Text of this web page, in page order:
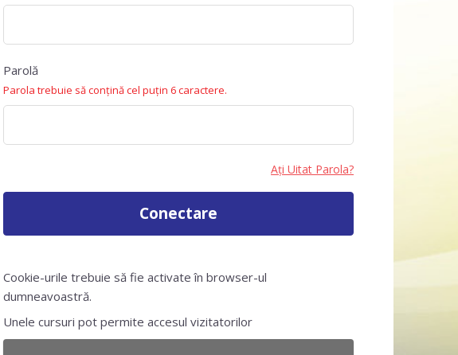
Parolă
Parola trebuie să conţină cel puţin 6 caractere.
Ați Uitat Parola?
Conectare
Cookie-urile trebuie să fie activate în browser-ul
dumneavoastră.
Unele cursuri pot permite accesul vizitatorilor